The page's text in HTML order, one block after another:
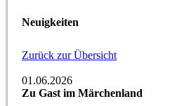
Neuigkeiten
Zurück zur Übersicht
01.06.2026
Zu Gast im Märchenland